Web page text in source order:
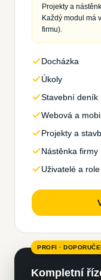
Projekty a
Každý modul má
firmu).
Docházka
Úkoly
Stavební deník
Webová a
Projekty a
Nástěnka firmy
Uživatelé a role
PROFI ·
Kompletní